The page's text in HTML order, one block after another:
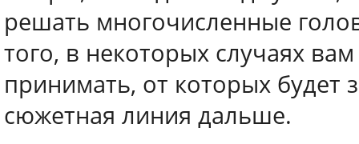
решать многочисленные
того, в некоторых случаях
принимать, от которых будет
сюжетная линия дальше.